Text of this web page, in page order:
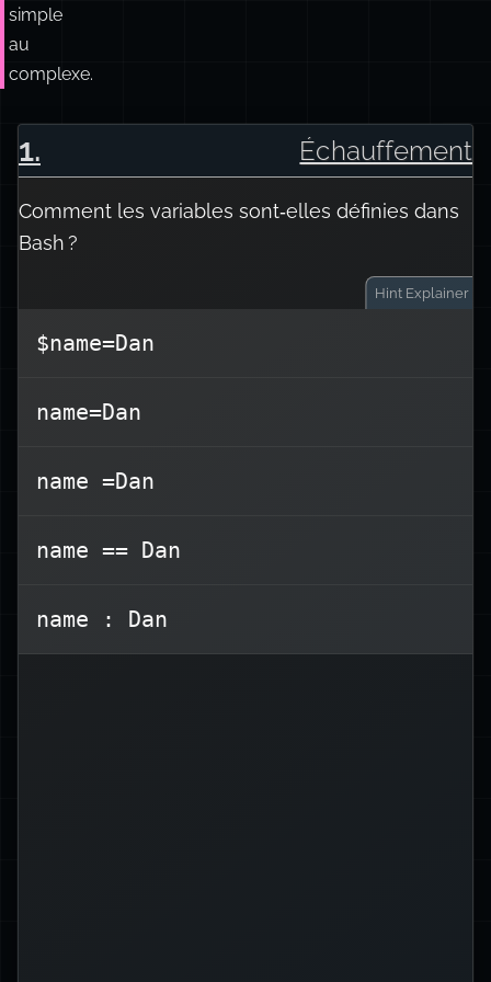
simple
au
complexe.
1. Échauffement
Comment les variables sont‑elles définies dans
Bash ?
Hint Explainer
$name=Dan
name=Dan
name =Dan
name == Dan
name : Dan
déclarées sans espaces autour du